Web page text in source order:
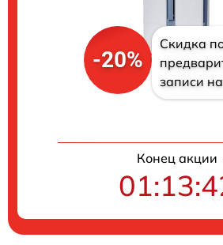
-20%
Скидка
записи
Конец акции